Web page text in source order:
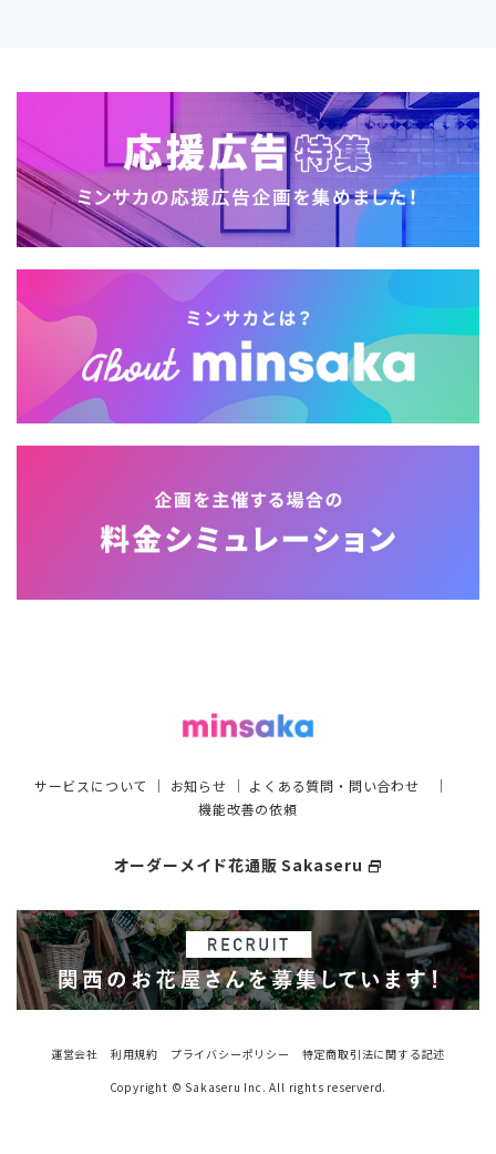
サービスについて お知らせ よくある質問・問い合わせ
機能改善の依頼
オーダーメイド花通販 Sakaseru select_window
運営会社 利用規約 プライバシーポリシー
特定商取引法に関する記述
Copyright © Sakaseru Inc. All rights reserverd.